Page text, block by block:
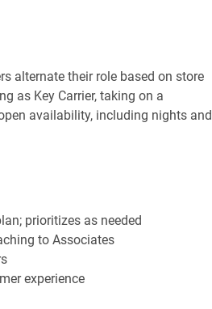
alternate their role based on store
as Key Carrier, taking on a
availability, including nights and
prioritizes as needed
to Associates
experience